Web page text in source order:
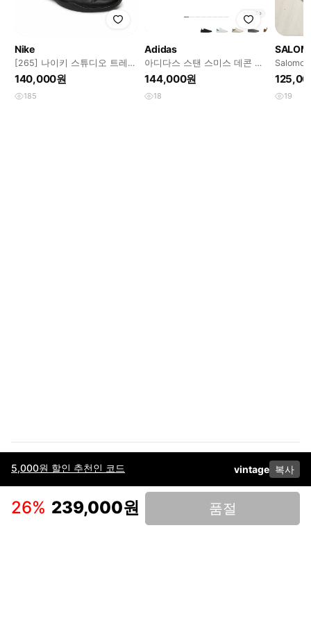
5,000원 할인 추천인 코드 vintage 복사
26% 239,000원 품절
Nike
[265] 나이키 스튜디오 트레이
너 2 블랙
140,000원
185
Adidas
아디다스 스탠 스미스 데콘 코
어 블랙 (275)
144,000원
18
플럼 키
19
이용약관고객센터판매개인정보 처리방침사업자 정보다운로드
인스타그램